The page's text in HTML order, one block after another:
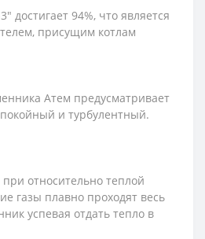
достигает 94%, что является
присущим котлам
Атем предусматривает
и турбулентный.
относительно теплой
газы плавно проходят весь
успевая отдать тепло в